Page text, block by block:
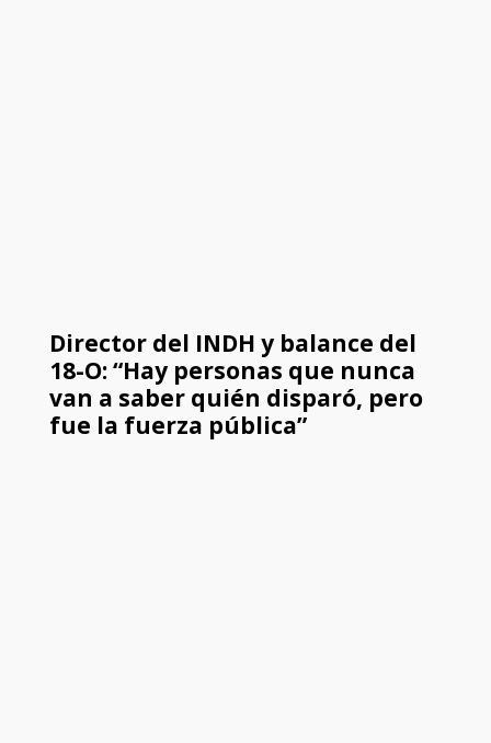
Director del INDH y balance del
18-O: “Hay personas que nunca
van a saber quién disparó, pero
fue la fuerza pública”